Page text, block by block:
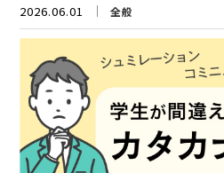
2026.06.01 全般